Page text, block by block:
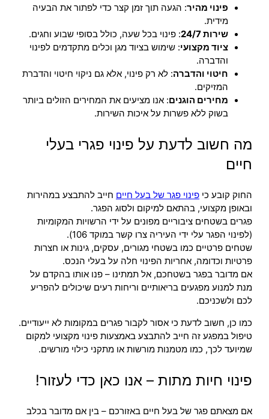
פינוי מהיר: הגעה תוך זמן קצר כדי לפתור את הבעיה
מידית.
שירות 24/7
: פינוי בכל שעה, כולל בסופי שבוע וחגים.
ציוד מקצועי: שימוש בציוד מגן וכלים מתקדמים לפינוי
והדברה.
חיטוי והדברה: לא רק פינוי, אלא גם ניקוי חיטוי והדברת
המזיקים.
מחירים הוגנים: אנו מציעים את המחירים הזולים ביותר
בשוק ללא פשרות על איכות השירות.
מה חשוב לדעת על פינוי פגרי בעלי
חיים
החוק קובע כי פינוי פגר של בעל חיים חייב להתבצע במהירות
ובאופן מקצועי, בהתאם למיקום ולסוג הפגר.
פגרים בשטחים ציבוריים מפונים על ידי הרשויות המקומיות
(לפינוי הפגר עלי ידי העיריה צרו קשר במוקד 106).
שטחים פרטיים כמו בשטחי מגורים, עסקים, גינות או חצרות
פרטיות וכדומה, אחריות הפינוי חלה על בעלי הנכס.
אם מדובר בפגר בשטחכם, אל תמתינו – פנו אותו בהקדם על
מנת למנוע מפגעים בריאותיים וריחות רעים שיכולים להפריע
לכם ולשכניכם.
כמו כן, חשוב לדעת כי אסור לקבור פגרים במקומות לא ייעודיים.
טיפול במפגע זה חייב להתבצע באמצעות פינוי מקצועי למקום
שמיועד לכך, כמו מטמנות מורשות או מתקני כילוי מורשים.
פינוי חיות מתות – אנו כאן כדי לעזור!
אם מצאתם פגר של בעל חיים באזורכם – בין אם מדובר בכלב